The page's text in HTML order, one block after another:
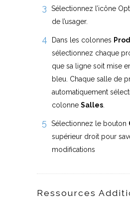
Sélectionnez l’icône
de l’usager.
Dans les colonnes
sélectionnez chaque
que sa ligne soit mise
bleu. Chaque salle de
automatiquement
colonne Salles.
Sélectionnez le bouton
supérieur droit pour
modifications
Ressources